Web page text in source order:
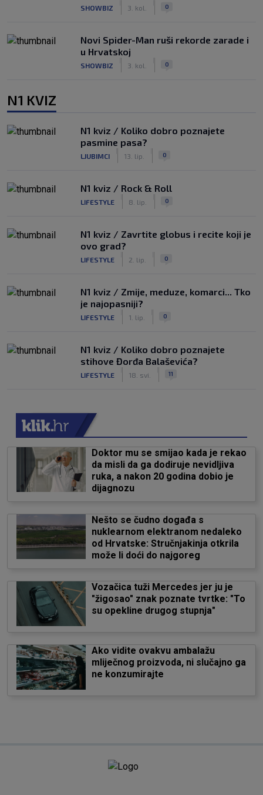
SHOWBIZ 3. kol. 0
Novi Spider-Man ruši rekorde zarade i
u Hrvatskoj
SHOWBIZ 3. kol. 0
N1 KVIZ
N1 kviz / Koliko dobro poznajete
pasmine pasa?
LJUBIMCI 13. lip. 0
N1 kviz / Rock & Roll
LIFESTYLE 8. lip. 0
N1 kviz / Zavrtite globus i recite koji je
ovo grad?
LIFESTYLE 2. lip. 0
N1 kviz / Zmije, meduze, komarci... Tko
je najopasniji?
LIFESTYLE 1. lip. 0
N1 kviz / Koliko dobro poznajete
stihove Đorđa Balaševića?
LIFESTYLE 18. svi. 11
Doktor mu se smijao kada je rekao
da misli da ga dodiruje nevidljiva
ruka, a nakon 20 godina dobio je
dijagnozu
Nešto se čudno događa s
nuklearnom elektranom nedaleko
od Hrvatske: Stručnjakinja otkrila
može li doći do najgoreg
Vozačica tuži Mercedes jer ju je
"žigosao" znak poznate tvrtke: "To
su opekline drugog stupnja"
Ako vidite ovakvu ambalažu
mliječnog proizvoda, ni slučajno ga
ne konzumirajte